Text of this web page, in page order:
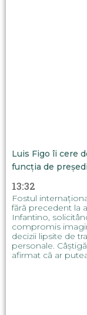
Luis Figo îi cere
funcția de
13:32
Fostul
fără precedent la
Infantino,
compromis
decizii lipsite de
personale.
afirmat că ar